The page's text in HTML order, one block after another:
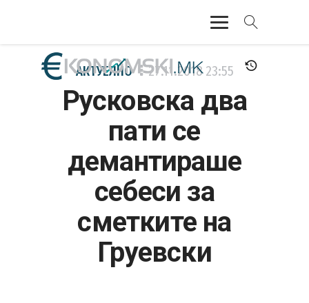
АКТУЕЛНО
ЕКОНОМИЈА
БАНКАРСТВО
МОЗАИК
АКТУЕЛНО 27.11.201823:55
Русковска два
пати се
демантираше
себеси за
сметките на
Груевски